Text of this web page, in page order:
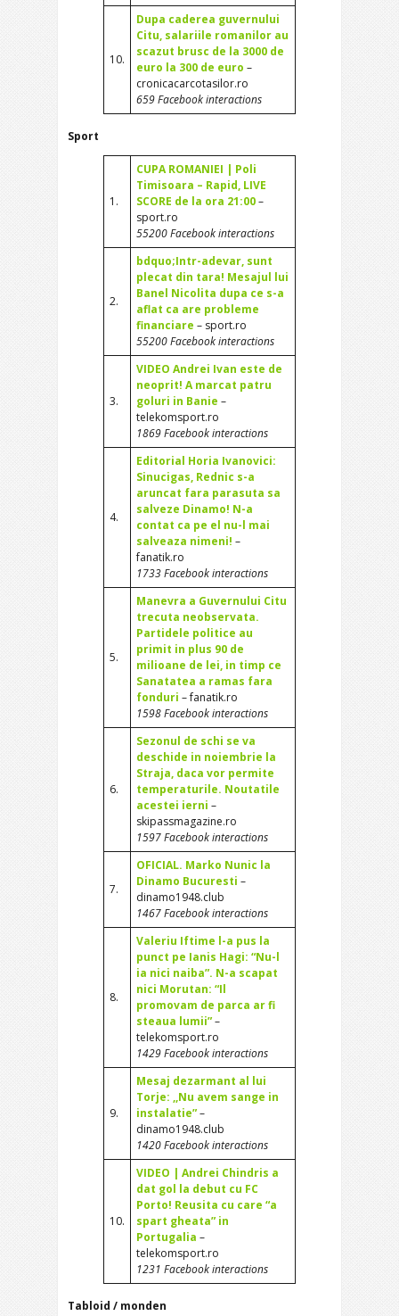
10.
Dupa caderea guvernului
Citu, salariile romanilor au
scazut brusc de la 3000 de
euro la 300 de euro –
cronicacarcotasilor.ro
659 Facebook interactions
Sport
1.
CUPA ROMANIEI | Poli
Timisoara – Rapid, LIVE
SCORE de la ora 21:00–
sport.ro
55200 Facebook interactions
2.
bdquo;Intr-adevar, sunt
plecat din tara! Mesajul lui
Banel Nicolita dupa ce s-a
aflat ca are probleme
financiare – sport.ro
55200 Facebook interactions
3.
VIDEO Andrei Ivan este de
neoprit! A marcat patru
goluri in Banie –
telekomsport.ro
1869 Facebook interactions
4.
Editorial Horia Ivanovici:
Sinucigas, Rednic s-a
aruncat fara parasuta sa
salveze Dinamo! N-a
contat ca pe el nu-l mai
salveaza nimeni! –
fanatik.ro
1733 Facebook interactions
5.
Manevra a Guvernului Citu
trecuta neobservata.
Partidele politice au
primit in plus 90 de
milioane de lei, in timp ce
Sanatatea a ramas fara
fonduri – fanatik.ro
1598 Facebook interactions
6.
Sezonul de schi se va
deschide in noiembrie la
Straja, daca vor permite
temperaturile. Noutatile
acestei ierni –
skipassmagazine.ro
1597 Facebook interactions
7.
OFICIAL. Marko Nunic la
Dinamo Bucuresti –
dinamo1948.club
1467 Facebook interactions
8.
Valeriu Iftime l-a pus la
punct pe Ianis Hagi: “Nu-l
ia nici naiba”. N-a scapat
nici Morutan: “Il
promovam de parca ar fi
steaua lumii”–
telekomsport.ro
1429 Facebook interactions
9.
Mesaj dezarmant al lui
Torje: ,,Nu avem sange in
instalatie”–
dinamo1948.club
1420 Facebook interactions
10.
VIDEO | Andrei Chindris a
dat gol la debut cu FC
Porto! Reusita cu care “a
spart gheata” in
Portugalia –
telekomsport.ro
1231 Facebook interactions
Tabloid / monden